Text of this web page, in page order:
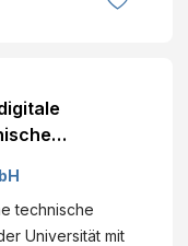
technische
Universität mit